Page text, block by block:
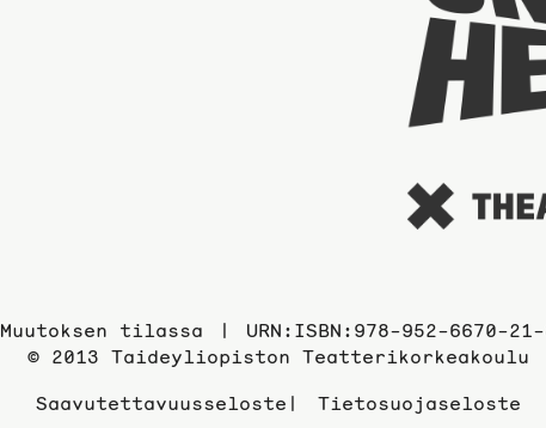
Muutoksen tilassa
URN:ISBN:978-952-6670-
© 2013 Taideyliopiston Teatterikorkeakoulu
Saavutettavuusseloste
Tietosuojaseloste